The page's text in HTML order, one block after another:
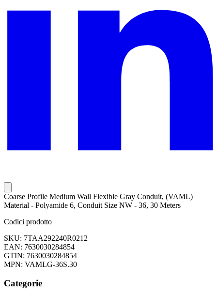
Coarse Profile Medium Wall Flexible Gray Conduit, (VAML)
Material - Polyamide 6, Conduit Size NW - 36, 30 Meters
Codici prodotto
SKU: 7TAA292240R0212
EAN: 7630030284854
GTIN: 7630030284854
MPN: VAMLG-36S.30
Categorie